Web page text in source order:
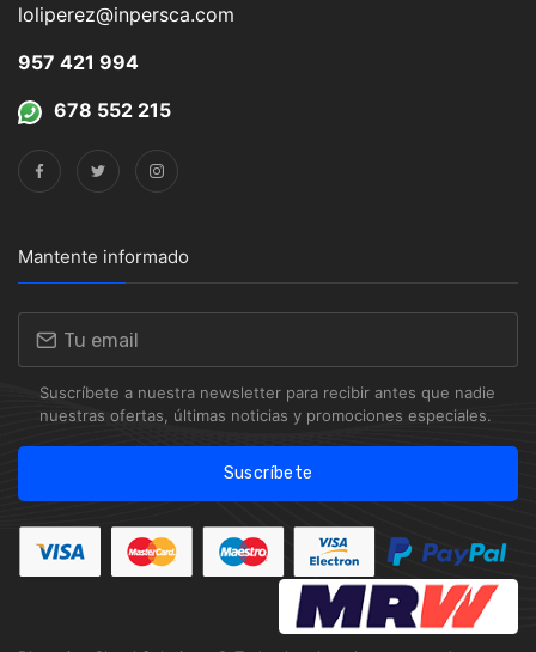
loliperez@inpersca.com
957 421 994
678 552 215
Mantente informado
Suscríbete a nuestra newsletter para recibir antes que nadie
nuestras ofertas, últimas noticias y promociones especiales.
Suscríbete